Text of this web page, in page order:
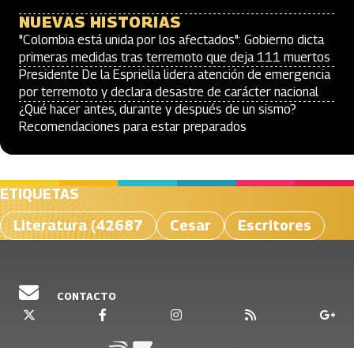
NUEVAS HISTORIAS
"Colombia está unida por los afectados": Gobierno dicta
primeras medidas tras terremoto que deja 111 muertos
Presidente De la Espriella lidera atención de emergencia
por terremoto y declara desastre de carácter nacional
¿Qué hacer antes, durante y después de un sismo?
Recomendaciones para estar preparados
ETIQUETAS
Literatura (42687
Cesar Escritores
CONTACTO